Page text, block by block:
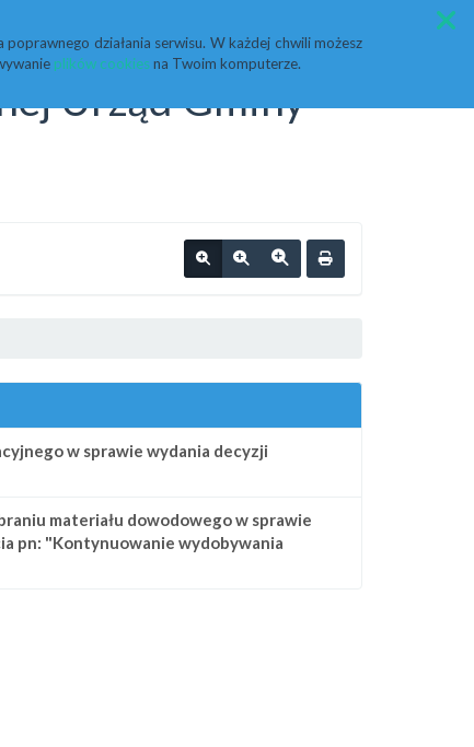
działania serwisu. W każdej chwili możesz
plików cookiesna Twoim komputerze.
Urząd Gminy
w sprawie wydania decyzji
materiału dowodowego w sprawie
pn: "Kontynuowanie wydobywania